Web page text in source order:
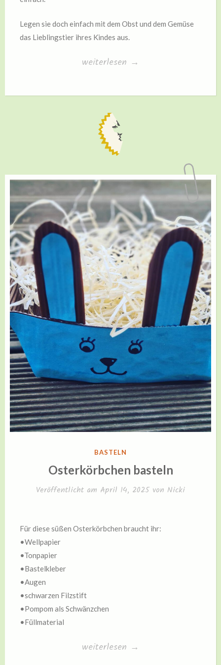
Legen sie doch einfach mit dem Obst und dem Gemüse
das Lieblingstier ihres Kindes aus.
„Gemüse
Obst“
weiterlesen →
VERÖFFENTLICHT
IN
BASTELN
Osterkörbchen basteln
Veröffentlicht am April 14, 2025von Nicki
Für diese süßen Osterkörbchen braucht ihr:
•Wellpapier
•Tonpapier
•Bastelkleber
•Augen
•schwarzen Filzstift
•Pompom als Schwänzchen
•Füllmaterial
„Osterkörbchen
weiterlesen →